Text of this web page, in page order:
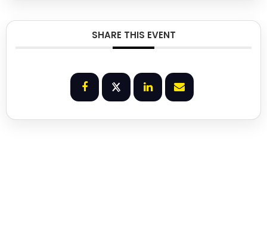
SHARE THIS EVENT